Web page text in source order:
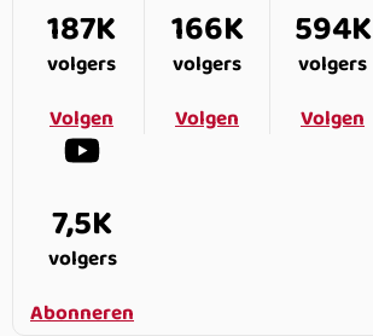
187K
volgers
Volgen
166K
volgers
Volgen
594K
volgers
Volgen
7,5K
volgers
Abonneren